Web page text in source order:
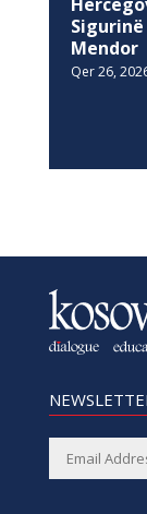
Mendor
Qer 26,